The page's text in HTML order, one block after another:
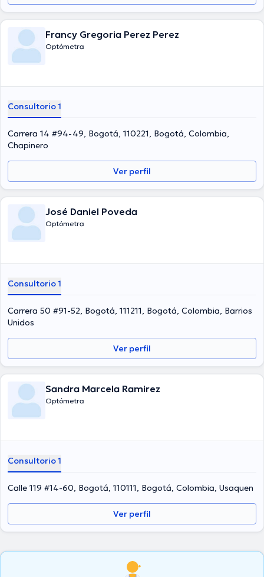
Francy Gregoria Perez Perez
Optómetra
Consultorio 1
Carrera 14 #94-49, Bogotá, 110221, Bogotá, Colombia,
Chapinero
Ver perfil
José Daniel Poveda
Optómetra
Consultorio 1
Carrera 50 #91-52, Bogotá, 111211, Bogotá, Colombia, Barrios
Unidos
Ver perfil
Sandra Marcela Ramirez
Optómetra
Consultorio 1
Calle 119 #14-60, Bogotá, 110111, Bogotá, Colombia, Usaquen
Ver perfil